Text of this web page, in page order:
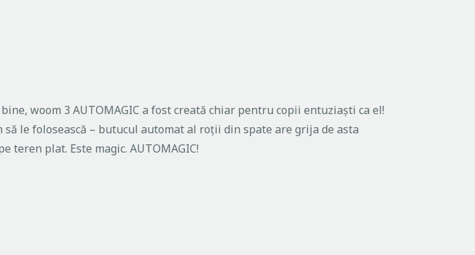
woom 3 AUTOMAGIC a fost creată chiar pentru copii entuziaști ca el!
le folosească – butucul automat al roții din spate are grija de asta
plat. Este magic. AUTOMAGIC!